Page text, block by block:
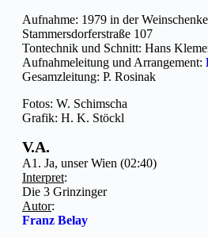
Aufnahme: 1979 in der
Stammersdorferstraße 107
Tontechnik und Schnitt: Hans
Aufnahmeleitung und Arrangement:
Gesamzleitung: P. Rosinak
Fotos: W. Schimscha
Grafik: H. K. Stöckl
V.A.
A1. Ja, unser Wien (02:40)
Interpret:
Die 3 Grinzinger
Autor:
Franz Belay